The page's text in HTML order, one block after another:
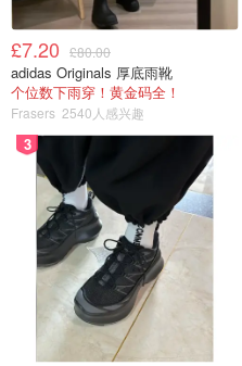
£7.20 £80.00
adidas Originals 厚底雨靴
个位数下雨穿！黄金码全！
Frasers 2540人感兴趣
3